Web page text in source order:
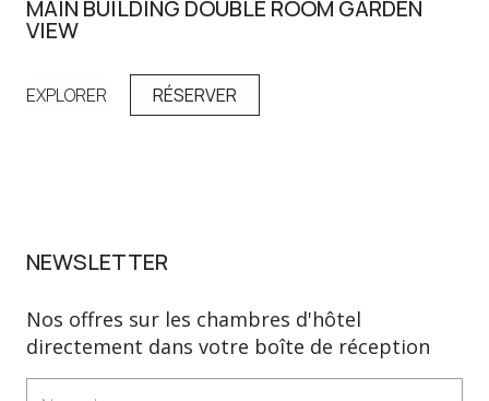
MAIN BUILDING DOUBLE ROOM GARDEN
VIEW
EXPLORER RÉSERVER
NEWSLETTER
Nos offres sur les chambres d'hôtel
directement dans votre boîte de réception